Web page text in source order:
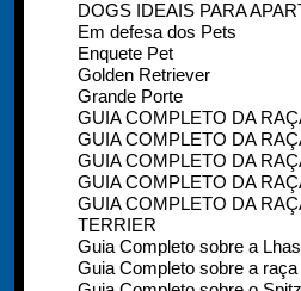
DOGS IDEAIS PARA
Em defesa dos Pets
Enquete Pet
Golden Retriever
Grande Porte
GUIA COMPLETO DA
GUIA COMPLETO DA
GUIA COMPLETO DA
GUIA COMPLETO DA
GUIA COMPLETO DA
TERRIER
Guia Completo sobre a
Guia Completo sobre a